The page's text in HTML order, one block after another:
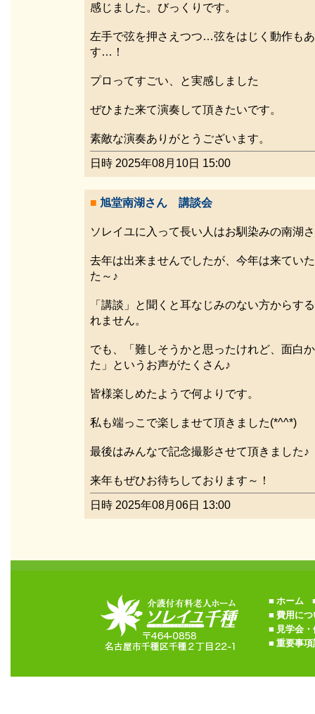
感じました。びっくりです。
左手で弦を押さえつつ…弦をはじく動作も
す…！
プロってすごい、と実感しました
ぜひまた来て演奏して頂きたいです。
素敵な演奏ありがとうございます。
日時 2025年08月10日 15:00
■ 旭堂南湖さん 講談会
ソレイユに入って長い人はお馴染みの南湖
去年は出来ませんでしたが、今年は来てい
た～♪
「講談」と聞くと耳なじみのない方からす
れません。
でも、「難しそうかと思ったけれど、面白
た」というお声がたくさん♪
皆様楽しめたようで何よりです。
私も端っこで楽しませて頂きました(*^^*)
最後はみんなで記念撮影させて頂きました♪
来年もぜひお待ちしております～！
日時 2025年08月06日 13:00
■ ホーム
■ 費用につ
■ 見学会
■ 重要事項